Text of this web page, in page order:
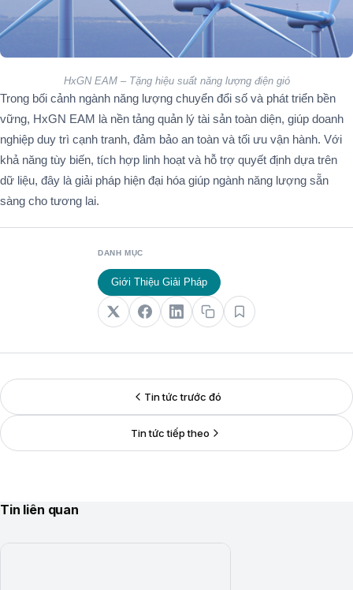
HxGN EAM – Tặng hiệu suất năng lượng điện gió
Trong bối cảnh ngành năng lượng chuyển đổi số và phát triển bền
vững, HxGN EAM là nền tảng quản lý tài sản toàn diện, giúp doanh
nghiệp duy trì cạnh tranh, đảm bảo an toàn và tối ưu vận hành. Với
khả năng tùy biến, tích hợp linh hoạt và hỗ trợ quyết định dựa trên
dữ liệu, đây là giải pháp hiện đại hóa giúp ngành năng lượng sẵn
sàng cho tương lai.
DANH MỤC
Giới Thiệu Giải Pháp
Tin tức trước đó
Tin tức tiếp theo
Tin liên quan